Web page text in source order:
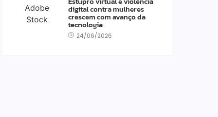
e Luciana Gimenez se
para fechar
e lançar programa
em 2026
digital contra mulheres
crescem com avanço da
tecnologia
24/06/2026